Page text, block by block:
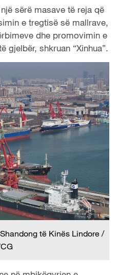
sërë masave të reja që
e tregtisë së mallrave,
dhe promovimin e
gjelbër, shkruan “Xinhua”.
të Kinës Lindore /